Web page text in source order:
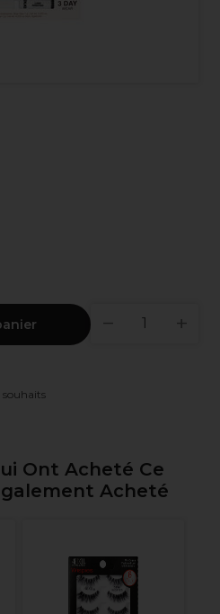
souhaits
Ont Acheté Ce
Acheté